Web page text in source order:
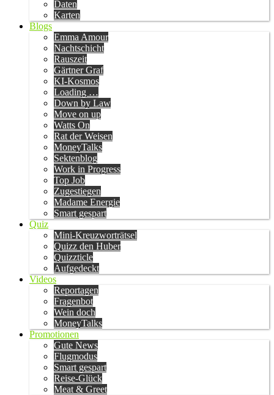
Daten
Karten
Blogs
Emma Amour
Nachtschicht
Rauszeit
Gärtner Graf
KI-Kosmos
Loading …
Down by Law
Move on up
Watts On
Rat der Weisen
MoneyTalks
Sektenblog
Work in Progress
Top Job
Zugestiegen
Madame Energie
Smart gespart
Quiz
Mini-Kreuzworträtsel
Quizz den Huber
Quizzticle
Aufgedeckt
Videos
Reportagen
Fragenbot
Wein doch
MoneyTalks
Promotionen
Gute News
Flugmodus
Smart gespart
Reise-Glück
Meat & Greet